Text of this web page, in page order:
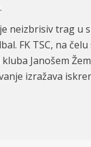
neizbrisiv trag u
FK TSC, na čelu
Janošem
izražava